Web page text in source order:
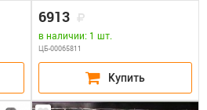
мерцание, желтый, белый
провод. Блок питания 65818,
65845
6913
в наличии: 1 шт.
ЦБ-00065811